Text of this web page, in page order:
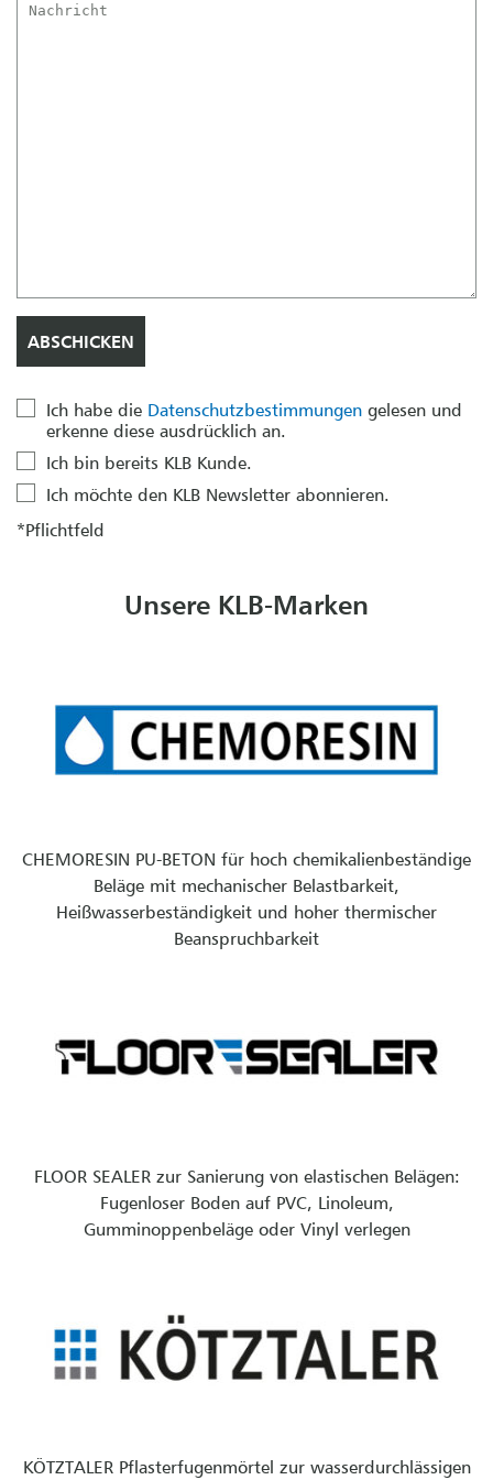
Ich habe die Datenschutzbestimmungen gelesen und
erkenne diese ausdrücklich an.
Ich bin bereits KLB Kunde.
Ich möchte den KLB Newsletter abonnieren.
*Pflichtfeld
Unsere KLB-Marken
CHEMORESIN PU-BETON für hoch chemikalienbeständige
Beläge mit mechanischer Belastbarkeit,
Heißwasserbeständigkeit und hoher thermischer
Beanspruchbarkeit
FLOOR SEALER zur Sanierung von elastischen Belägen:
Fugenloser Boden auf PVC, Linoleum,
Gumminoppenbeläge oder Vinyl verlegen
KÖTZTALER Pflasterfugenmörtel zur wasserdurchlässigen